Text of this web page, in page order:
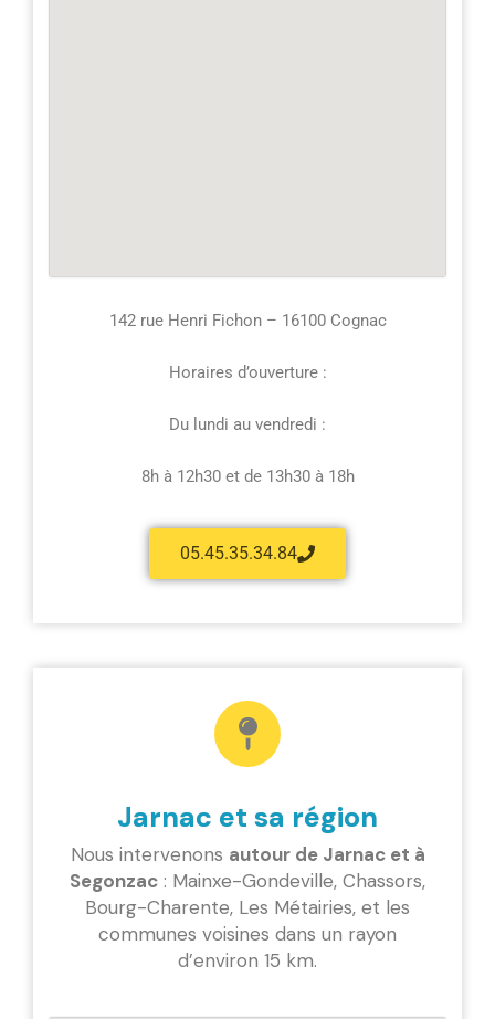
142 rue Henri Fichon – 16100 Cognac
Horaires d’ouverture :
Du lundi au vendredi :
8h à 12h30 et de 13h30 à 18h
05.45.35.34.84
Jarnac et sa région
Nous intervenons autour de Jarnac et à
Segonzac : Mainxe-Gondeville, Chassors,
Bourg-Charente, Les Métairies, et les
communes voisines dans un rayon
d’environ 15 km.